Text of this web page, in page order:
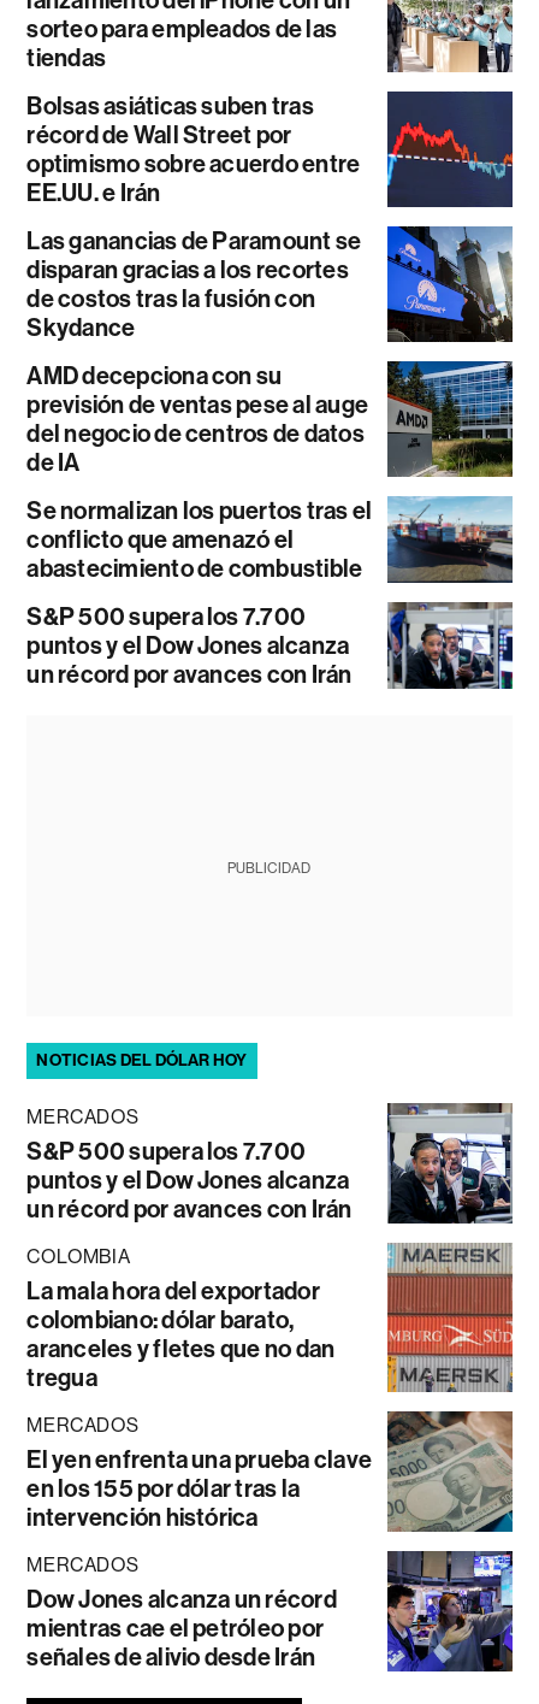
sorteo para empleados de las
tiendas
Bolsas asiáticas suben tras
récord de Wall Street por
optimismo sobre acuerdo entre
EE.UU. e Irán
Las ganancias de Paramount se
disparan gracias a los recortes
de costos tras la fusión con
Skydance
AMD decepciona con su
previsión de ventas pese al auge
del negocio de centros de datos
de IA
Se normalizan los puertos tras el
conflicto que amenazó el
abastecimiento de combustible
S&P 500 supera los 7.700
puntos y el Dow Jones alcanza
un récord por avances con Irán
PUBLICIDAD
NOTICIAS DEL DÓLAR HOY
MERCADOS
S&P 500 supera los 7.700
puntos y el Dow Jones alcanza
un récord por avances con Irán
COLOMBIA
La mala hora del exportador
colombiano: dólar barato,
aranceles y fletes que no dan
tregua
MERCADOS
El yen enfrenta una prueba clave
en los 155 por dólar tras la
intervención histórica
MERCADOS
Dow Jones alcanza un récord
mientras cae el petróleo por
señales de alivio desde Irán